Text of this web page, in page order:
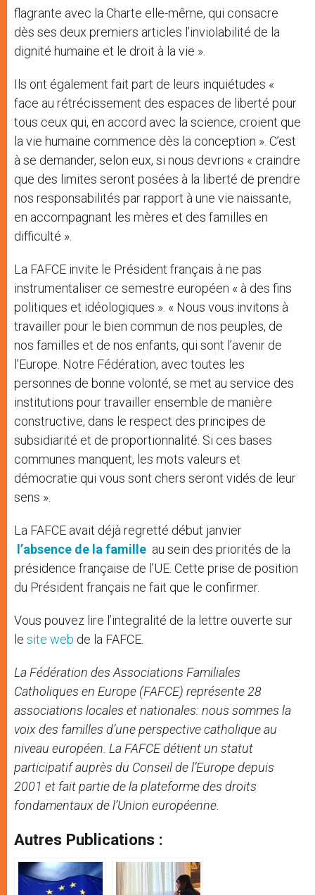
flagrante avec la Charte elle-même, qui consacre
dès ses deux premiers articles l’inviolabilité de la
dignité humaine et le droit à la vie ».
Ils ont également fait part de leurs inquiétudes «
face au rétrécissement des espaces de liberté pour
tous ceux qui, en accord avec la science, croient que
la vie humaine commence dès la conception ». C’est
à se demander, selon eux, si nous devrions « craindre
que des limites seront posées à la liberté de prendre
nos responsabilités par rapport à une vie naissante,
en accompagnant les mères et des familles en
difficulté ».
La FAFCE invite le Président français à ne pas
instrumentaliser ce semestre européen « à des fins
politiques et idéologiques ». « Nous vous invitons à
travailler pour le bien commun de nos peuples, de
nos familles et de nos enfants, qui sont l’avenir de
l’Europe. Notre Fédération, avec toutes les
personnes de bonne volonté, se met au service des
institutions pour travailler ensemble de manière
constructive, dans le respect des principes de
subsidiarité et de proportionnalité. Si ces bases
communes manquent, les mots valeurs et
démocratie qui vous sont chers seront vidés de leur
sens ».
La FAFCE avait déjà regretté début janvier
l’absence de la famille au sein des priorités de la
présidence française de l’UE. Cette prise de position
du Président français ne fait que le confirmer.
Vous pouvez lire l’integralité de la lettre ouverte sur
le site web de la FAFCE.
La Fédération des Associations Familiales
Catholiques en Europe (FAFCE) représente 28
associations locales et nationales: nous sommes la
voix des familles d’une perspective catholique au
niveau européen. La FAFCE détient un statut
participatif auprès du Conseil de l’Europe depuis
2001 et fait partie de la plateforme des droits
fondamentaux de l’Union européenne.
Autres Publications :